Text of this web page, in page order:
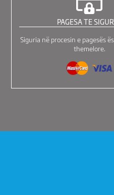
PAGESA TE
Siguria në procesin e pagesës
themelore.